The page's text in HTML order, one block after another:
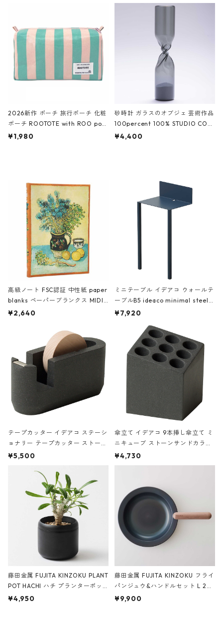
ーガンディー、オフホワイト
CODILE/Black クロコダイル/ブラ
2026新作 ポーチ 旅行ポーチ 化粧
ポーチ ROOTOTE with ROO pou
ch 3532 ルートート WR.ポーチ.ラ
¥1,980
砂時計 ガラスのオブジェ 芸術作品
100percent 100% STUDIO COH
AKU Timeless 100パーセント ス
¥4,400
高級ノート FSC認証 中性紙 paper
blanks ペーパーブランクス MIDI
ハードカバー 罫線 ヴァン・ゴッホ
¥2,640
ミニテーブル イデアコ ウォールテ
ーブルB5 ideaco minimal steel f
urniture WALL Table B5 ネイビー
¥7,920
テープカッター イデアコ ステーシ
ョナリー テープカッター ストーン
サンドカラー 石調 ideaco Station
¥5,500
傘立て イデアコ 9本挿し傘立て ミ
ニキューブ ストーンサンドカラー
石調 ideaco Umbrella Stand CUB
E ストーンサンドブラック
¥4,730
藤田金属 FUJITA KINZOKU PLANT
POT HACHI ハチ プランターポッ
ト 3号 ブラック
¥4,950
藤田金属 FUJITA KINZOKU フライ
パンジュウ&ハンドルセット L 24c
m ガス火・IH対応 鉄フライパン
¥9,900